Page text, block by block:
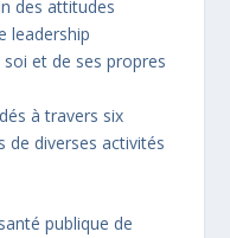
des attitudes
leadership
et de ses propres
à travers six
diverses activités
publique de